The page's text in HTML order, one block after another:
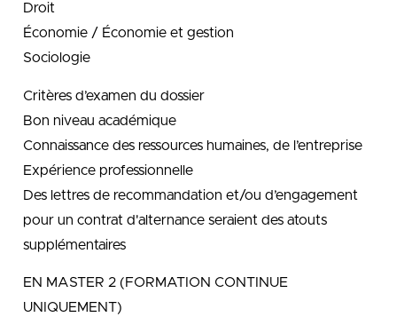
Droit
Économie / Économie et gestion
Sociologie
Critères d’examen du dossier
Bon niveau académique
Connaissance des ressources humaines, de l’entreprise
Expérience professionnelle
Des lettres de recommandation et/ou d’engagement
pour un contrat d'alternance seraient des atouts
supplémentaires
EN MASTER 2 (FORMATION CONTINUE
UNIQUEMENT)